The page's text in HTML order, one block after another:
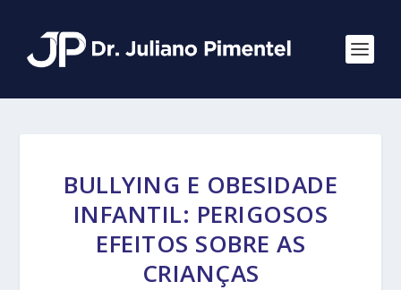
BULLYING E OBESIDADE
INFANTIL: PERIGOSOS
EFEITOS SOBRE AS
CRIANÇAS